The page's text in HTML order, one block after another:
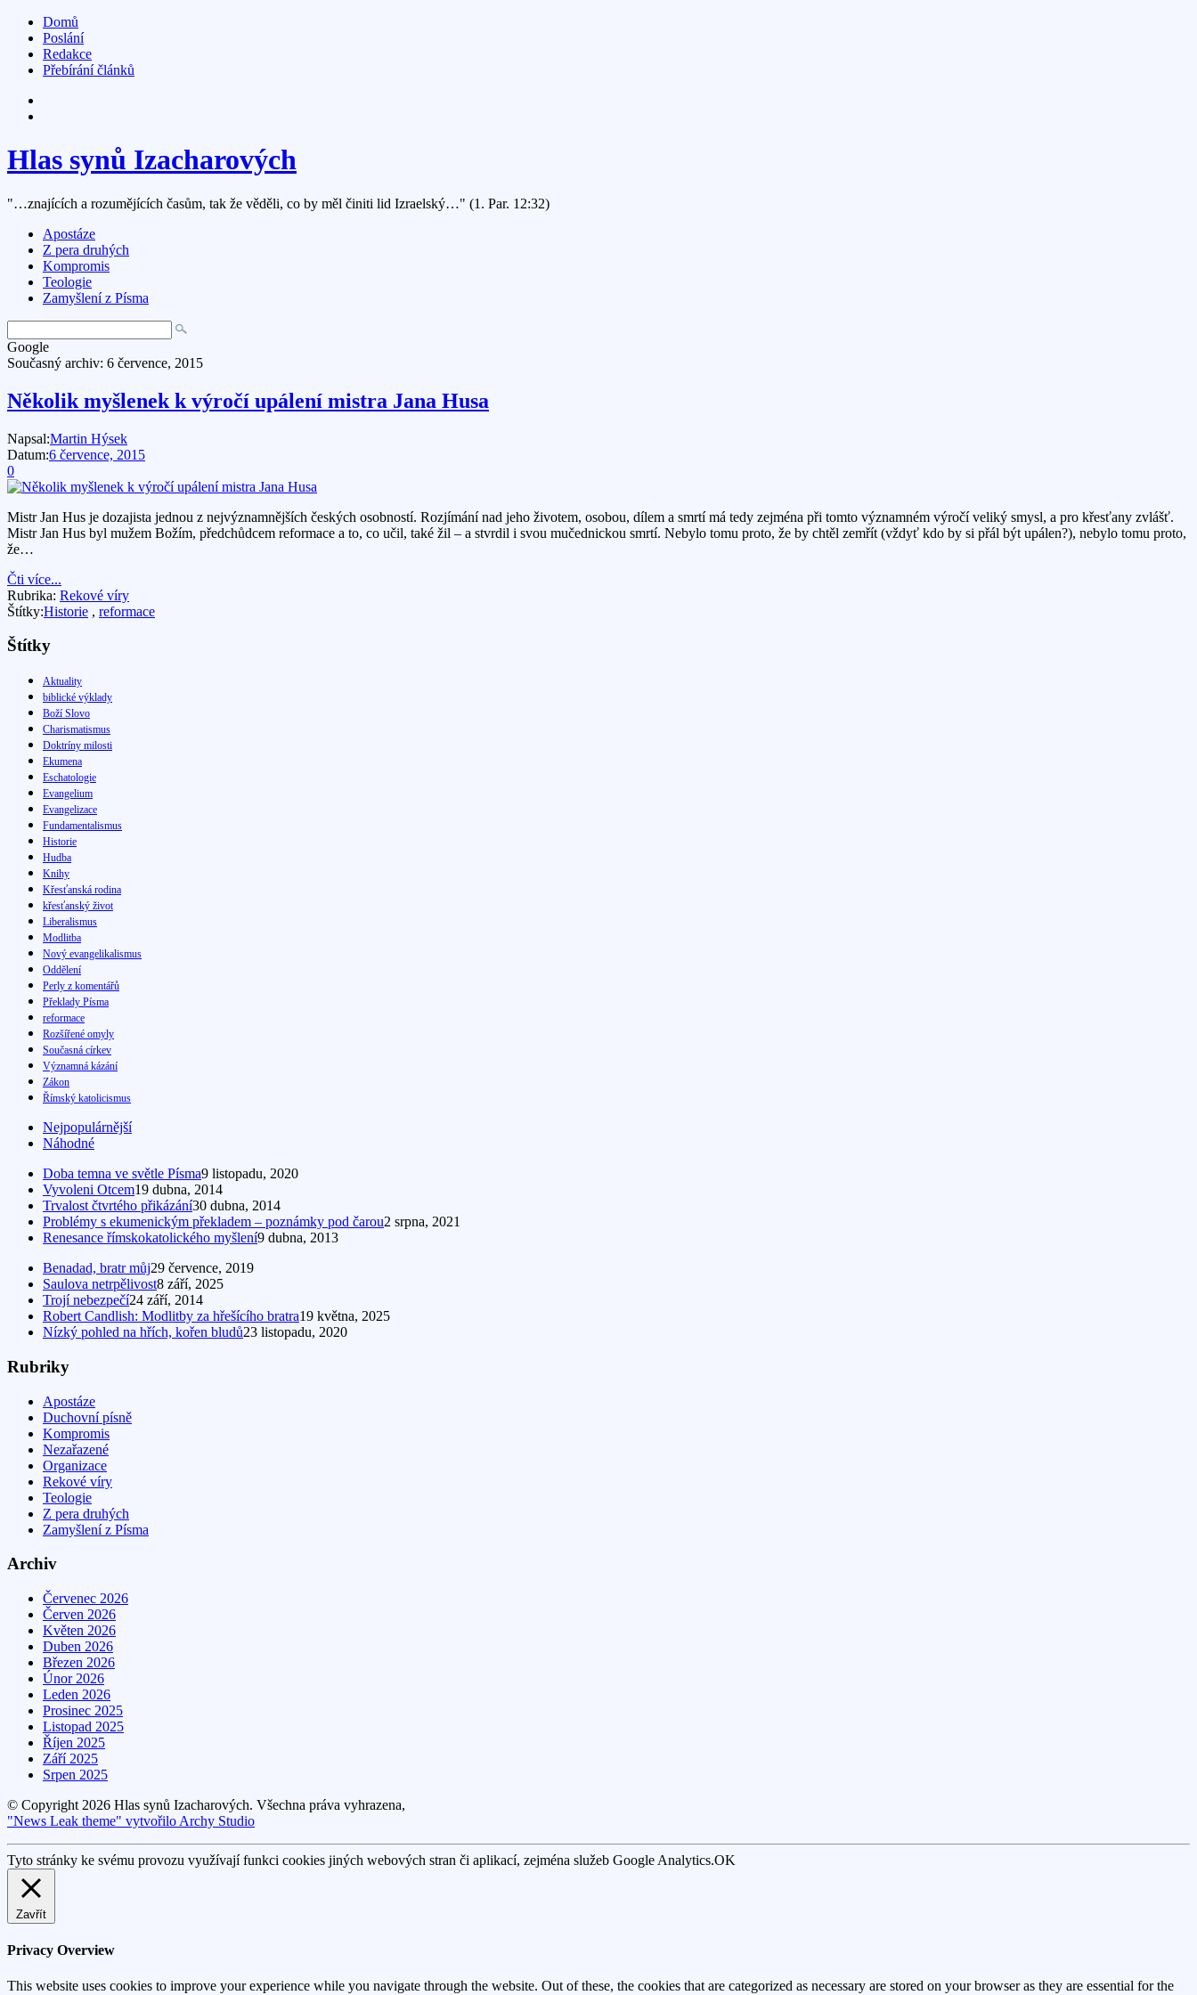
Domů
Poslání
Redakce
Přebírání článků
Hlas synů Izacharových
"…znajících a rozumějících časům, tak že věděli, co by měl činiti lid Izraelský…" (1. Par. 12:32)
Apostáze
Z pera druhých
Kompromis
Teologie
Zamyšlení z Písma
Google
Současný archiv: 6 července, 2015
Několik myšlenek k výročí upálení mistra Jana Husa
Napsal:Martin Hýsek
Datum:6 července, 2015
0
Mistr Jan Hus je dozajista jednou z nejvýznamnějších českých osobností. Rozjímání nad jeho životem, osobou, dílem a smrtí má tedy zejména při tomto významném výročí veliký smysl, a pro křesťany zvlášť.
Mistr Jan Hus byl mužem Božím, předchůdcem reformace a to, co učil, také žil – a stvrdil i svou mučednickou smrtí. Nebylo tomu proto, že by chtěl zemřít (vždyť kdo by si přál být upálen?), nebylo tomu proto,
že…
Čti více...
Rubrika: Rekové víry
Štítky:Historie , reformace
Štítky
Aktuality
biblické výklady
Boží Slovo
Charismatismus
Doktríny milosti
Ekumena
Eschatologie
Evangelium
Evangelizace
Fundamentalismus
Historie
Hudba
Knihy
Křesťanská rodina
křesťanský život
Liberalismus
Modlitba
Nový evangelikalismus
Oddělení
Perly z komentářů
Překlady Písma
reformace
Rozšířené omyly
Současná církev
Významná kázání
Zákon
Římský katolicismus
Nejpopulárnější
Náhodné
Doba temna ve světle Písma9 listopadu, 2020
Vyvoleni Otcem19 dubna, 2014
Trvalost čtvrtého přikázání30 dubna, 2014
Problémy s ekumenickým překladem – poznámky pod čarou2 srpna, 2021
Renesance římskokatolického myšlení9 dubna, 2013
Benadad, bratr můj29 července, 2019
Saulova netrpělivost8 září, 2025
Trojí nebezpečí24 září, 2014
Robert Candlish: Modlitby za hřešícího bratra19 května, 2025
Nízký pohled na hřích, kořen bludů23 listopadu, 2020
Rubriky
Apostáze
Duchovní písně
Kompromis
Nezařazené
Organizace
Rekové víry
Teologie
Z pera druhých
Zamyšlení z Písma
Archiv
Červenec 2026
Červen 2026
Květen 2026
Duben 2026
Březen 2026
Únor 2026
Leden 2026
Prosinec 2025
Listopad 2025
Říjen 2025
Září 2025
Srpen 2025
© Copyright 2026 Hlas synů Izacharových. Všechna práva vyhrazena,
"News Leak theme" vytvořilo Archy Studio
Tyto stránky ke svému provozu využívají funkci cookies jiných webových stran či aplikací, zejména služeb Google Analytics.OK
Zavřít
Privacy Overview
This website uses cookies to improve your experience while you navigate through the website. Out of these, the cookies that are categorized as necessary are stored on your browser as they are essential for the